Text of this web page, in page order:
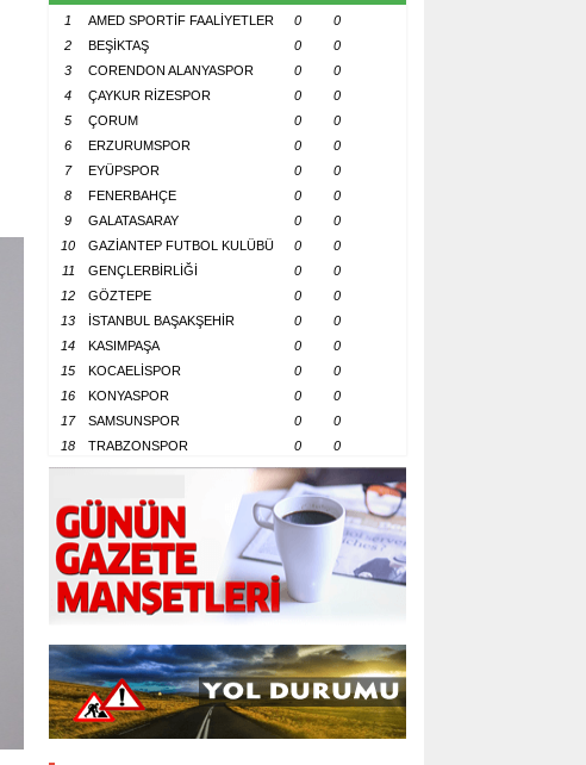
1 AMED SPORTİF FAALİYETLER 0
0
2
BEŞİKTAŞ 0
0
3
CORENDON ALANYASPOR 0
0
4
ÇAYKUR RİZESPOR 0
0
5
ÇORUM 0
0
6
ERZURUMSPOR 0
0
7
EYÜPSPOR 0
0
8
FENERBAHÇE 0
0
9
GALATASARAY 0
0
10
GAZİANTEP FUTBOL KULÜBÜ 0
0
11
GENÇLERBİRLİĞİ 0
0
12
GÖZTEPE 0
0
13
İSTANBUL BAŞAKŞEHİR 0
0
14
KASIMPAŞA 0
0
15
KOCAELİSPOR 0
0
16
KONYASPOR 0
0
17
SAMSUNSPOR 0
0
18
TRABZONSPOR 0 0